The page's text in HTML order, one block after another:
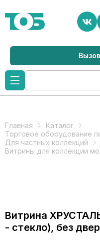
Главная
Каталог
Торговое оборудование
Для частных коллекций
Витрины для коллекции
Витрина
- стекло), без